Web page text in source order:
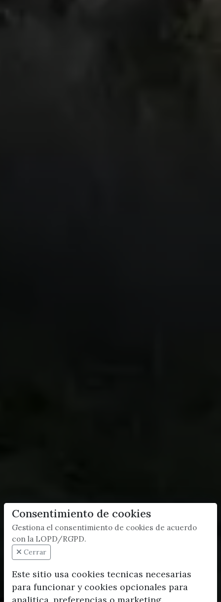
Consentimiento de cookies
Gestiona el consentimiento de cookies de acuerdo
con la LOPD/RGPD.
Cerrar
Este sitio usa cookies tecnicas necesarias
para funcionar y cookies opcionales para